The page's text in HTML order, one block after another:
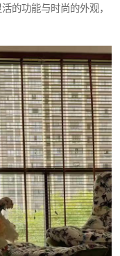
的功能与时尚的外观，